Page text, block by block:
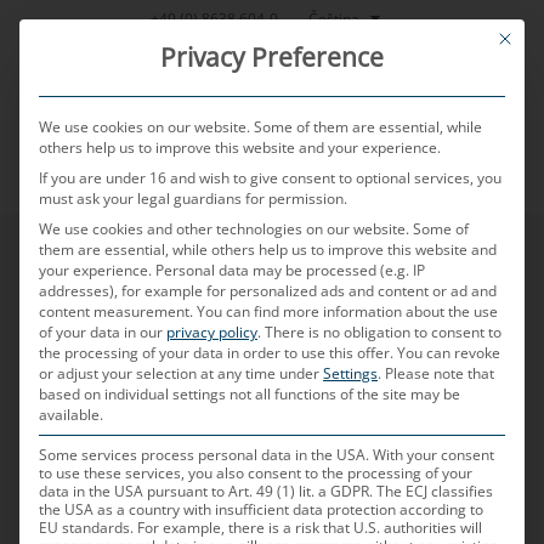
Přeskočit
+49 (0) 8638 604-0 Čeština
MENU
Tvůj nový začátek
jako absolvent,
mladý profesionál
This
Privacy Preference
We use cookies on our website. Some of them are essential, while
others help us to improve this website and your experience.
If you are under 16 and wish to give consent to optional services, you
must ask your legal guardians for permission.
We use cookies and other technologies on our website. Some of
them are essential, while others help us to improve this website and
your experience. Personal data may be processed (e.g. IP
addresses), for example for personalized ads and content or ad and
content measurement.You can find more information about the use
of your data in our privacy policy.There is no obligation to consent to
the processing of your data in order to use this offer.You can revoke
or adjust your selection at any time underSettings. Please note that
based on individual settings not all functions of the site may be
available.
Some services process personal data in the USA. With your consent
to use these services, you also consent to the processing of your
data in the USA pursuant to Art. 49 (1) lit. a GDPR. The ECJ classifies
the USA as a country with insufficient data protection according to
EU standards. For example, there is a risk that U.S. authorities will